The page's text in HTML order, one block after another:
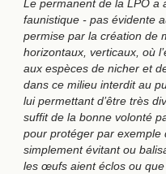
Le permanent de la LPO a
faunistique - pas évidente
permise par la création de
horizontaux, verticaux, où
aux espèces de nicher et
dans ce milieu interdit au
lui permettant d’être très
suffit de la bonne volonté
pour protéger par exemple
simplement évitant ou
les œufs aient éclos ou